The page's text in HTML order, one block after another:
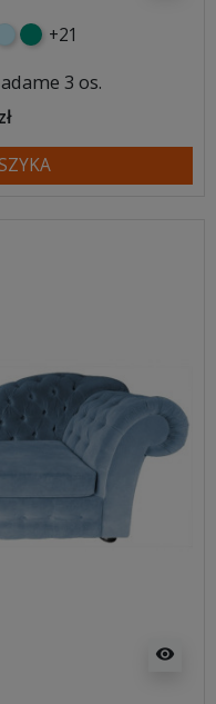
turkusowy
+21
3 os.
visibility